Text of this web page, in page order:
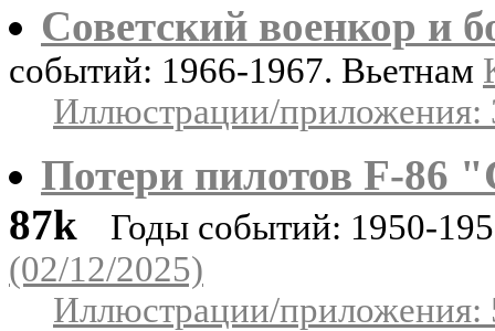
Советский военкор и
событий: 1966-1967. Вьетнам
Иллюстрации/приложения:
Потери пилотов F-86
87k
Годы событий: 1950-
(02/12/2025)
Иллюстрации/приложения: